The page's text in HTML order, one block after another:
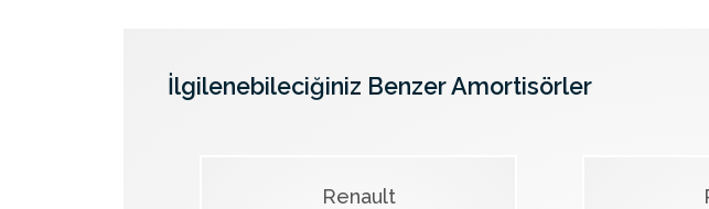
İlgilenebileciğiniz Benzer Amortisörler
Renault